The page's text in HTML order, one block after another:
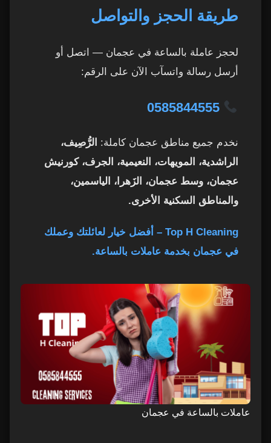
طريقة الحجز والتواصل
لحجز عاملة بالساعة في عجمان — اتصل أو
أرسل رسالة واتسآب الآن على الرقم:
0585844555
نخدم جميع مناطق عجمان كاملة: الرُّصِيف،
الراشدية، المويهات، النعيمية، الجرف، كورنيش
عجمان، وسط عجمان، الزَهرا، الياسمين،
والمناطق السكنية الأخرى.
Top H Cleaning – أفضل خيار لعائلتك وعملك
في عجمان بخدمة عاملات بالساعة.
عاملات بالساعة في عجمان